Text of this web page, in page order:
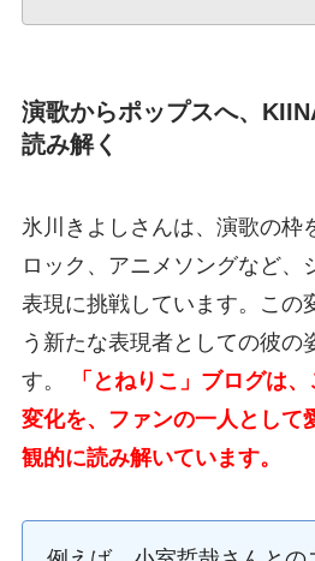
演歌からポップスへ、
読み解く
氷川きよしさんは、演歌の枠
ロック、アニメソングなど、
表現に挑戦しています。この
う新たな表現者としての彼の
す。
「とねりこ」ブログは
変化を、ファンの一人として
観的に読み解いています。